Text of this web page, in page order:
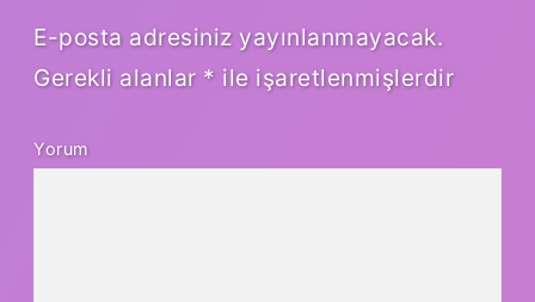
E-posta adresiniz yayınlanmayacak.
Gerekli alanlar * ile işaretlenmişlerdir
Yorum